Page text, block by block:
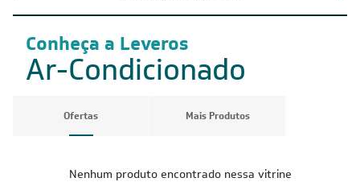
Conheça a Leveros
Ar-Condicionado
Ofertas Mais Produtos
Nenhum produto encontrado nessa vitrine